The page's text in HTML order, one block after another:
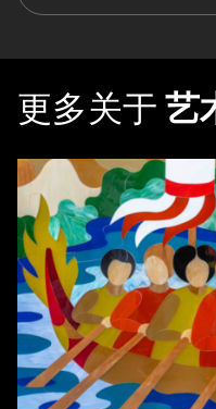
更多关于 艺